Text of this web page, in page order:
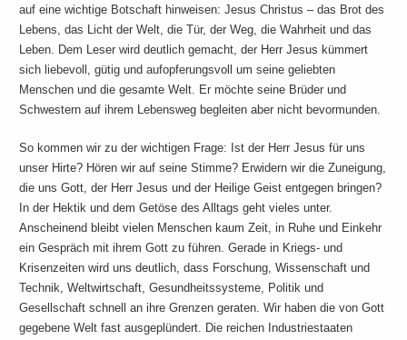
auf eine wichtige Botschaft hinweisen: Jesus Christus – das Brot des
Lebens, das Licht der Welt, die Tür, der Weg, die Wahrheit und das
Leben. Dem Leser wird deutlich gemacht, der Herr Jesus kümmert
sich liebevoll, gütig und aufopferungsvoll um seine geliebten
Menschen und die gesamte Welt. Er möchte seine Brüder und
Schwestern auf ihrem Lebensweg begleiten aber nicht bevormunden.
So kommen wir zu der wichtigen Frage: Ist der Herr Jesus für uns
unser Hirte? Hören wir auf seine Stimme? Erwidern wir die Zuneigung,
die uns Gott, der Herr Jesus und der Heilige Geist entgegen bringen?
In der Hektik und dem Getöse des Alltags geht vieles unter.
Anscheinend bleibt vielen Menschen kaum Zeit, in Ruhe und Einkehr
ein Gespräch mit ihrem Gott zu führen. Gerade in Kriegs- und
Krisenzeiten wird uns deutlich, dass Forschung, Wissenschaft und
Technik, Weltwirtschaft, Gesundheitssysteme, Politik und
Gesellschaft schnell an ihre Grenzen geraten. Wir haben die von Gott
gegebene Welt fast ausgeplündert. Die reichen Industriestaaten